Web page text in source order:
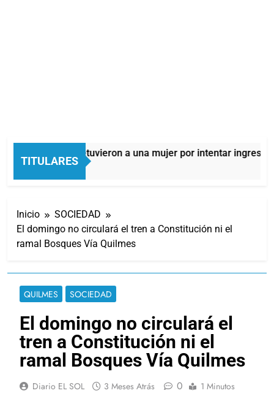
TITULARES
Quilmes: detuvieron a una mujer por intentar ingresar
7 Horas Atrás
Inicio
SOCIEDAD
El domingo no circulará el tren a Constitución ni el
ramal Bosques Vía Quilmes
QUILMES SOCIEDAD
El domingo no circulará el
tren a Constitución ni el
ramal Bosques Vía Quilmes
Diario EL SOL 3 Meses Atrás 0 1 Minutos